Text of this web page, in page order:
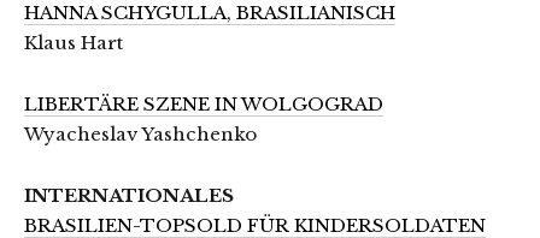
HANNA SCHYGULLA, BRASILIANISCH
Klaus Hart
LIBERTÄRE SZENE IN WOLGOGRAD
Wyacheslav Yashchenko
INTERNATIONALES
BRASILIEN-TOPSOLD FÜR KINDERSOLDATEN